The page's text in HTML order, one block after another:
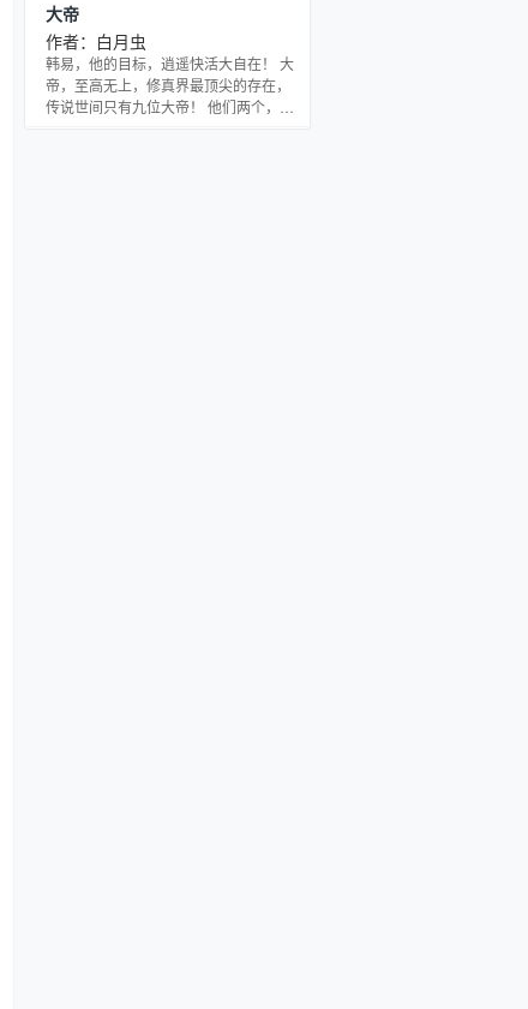
神灵在手，天下我有！无论是天纵奇
才，还是绝世妖孽，总有一天，本少要
将你们统统踩在脚底！身怀五行，头顶
神明，脚踏阴阳，手掌乾坤，指点造
化，本少要代天封神！
大帝
作者：白月虫
韩易，他的目标，逍遥快活大自在！ 大
帝，至高无上，修真界最顶尖的存在，
传说世间只有九位大帝！ 他们两个，看